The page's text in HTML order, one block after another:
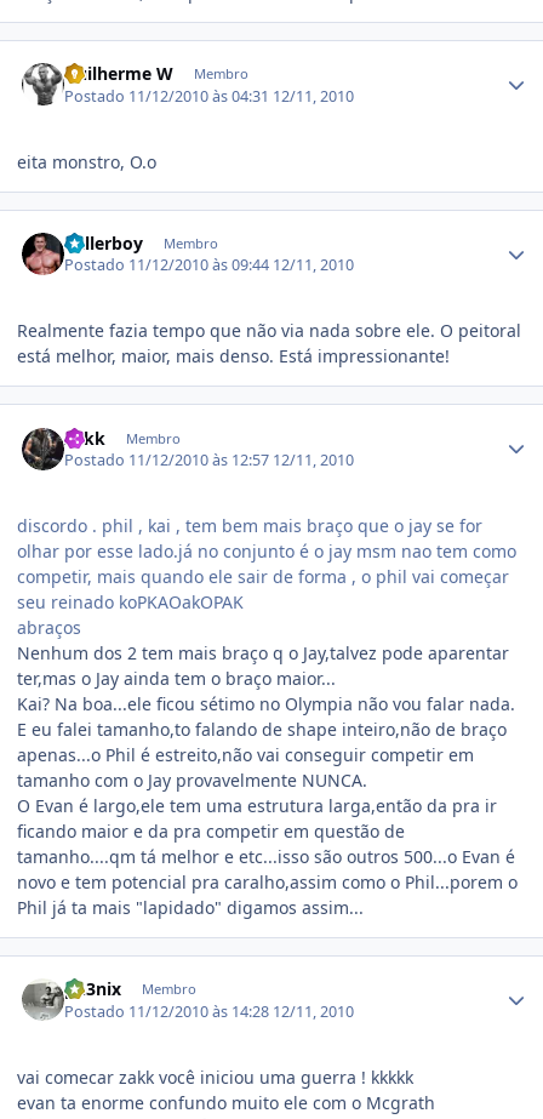
Guilherme W Membro
Postado 11/12/2010 às 04:31 12/11, 2010
eita monstro, O.o
Ballerboy Membro
Postado 11/12/2010 às 09:44 12/11, 2010
Realmente fazia tempo que não via nada sobre ele. O peitoral
está melhor, maior, mais denso. Está impressionante!
Zakk Membro
Postado 11/12/2010 às 12:57 12/11, 2010
discordo . phil , kai , tem bem mais braço que o jay se for
olhar por esse lado.já no conjunto é o jay msm nao tem como
competir, mais quando ele sair de forma , o phil vai começar
seu reinado koPKAOakOPAK
abraços
Nenhum dos 2 tem mais braço q o Jay,talvez pode aparentar
ter,mas o Jay ainda tem o braço maior...
Kai? Na boa...ele ficou sétimo no Olympia não vou falar nada.
E eu falei tamanho,to falando de shape inteiro,não de braço
apenas...o Phil é estreito,não vai conseguir competir em
tamanho com o Jay provavelmente NUNCA.
O Evan é largo,ele tem uma estrutura larga,então da pra ir
ficando maior e da pra competir em questão de
tamanho....qm tá melhor e etc...isso são outros 500...o Evan é
novo e tem potencial pra caralho,assim como o Phil...porem o
Phil já ta mais "lapidado" digamos assim...
ph3nix Membro
Postado 11/12/2010 às 14:28 12/11, 2010
vai comecar zakk você iniciou uma guerra ! kkkkk
evan ta enorme confundo muito ele com o Mcgrath